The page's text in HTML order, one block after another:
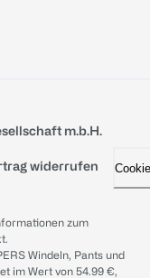
m.b.H.
widerrufen
zum
Windeln, Pants und
im Wert von 54.99 €,